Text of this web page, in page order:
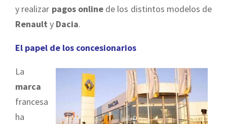
y realizar pagos onlinede los distintos modelos de
Renault y Dacia.
El papel de los concesionarios
La
marca
francesa
ha